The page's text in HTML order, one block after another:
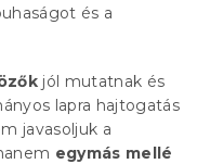
és a
jól mutatnak és
lapra hajtogatás
javasoljuk a
egymás mellé